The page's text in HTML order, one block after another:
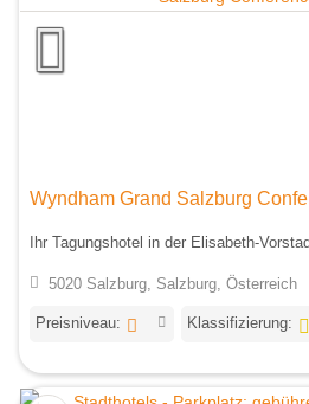
Wyndham Grand Salzburg
Ihr Tagungshotel in der Elisabeth-
5020 Salzburg, Salzburg, Österreich
Preisniveau: Klassifizierung: